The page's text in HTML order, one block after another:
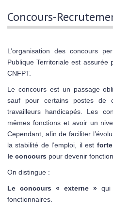
Concours-
L’organisation des concours
Publique Territoriale est
CNFPT.
Le concours est un passage
sauf pour certains postes
travailleurs handicapés. Les
mêmes fonctions et avoir un
Cependant, afin de faciliter
la stabilité de l’emploi, il est
le concours pour devenir
On distingue :
Le concours « externe » qui
fonctionnaires.